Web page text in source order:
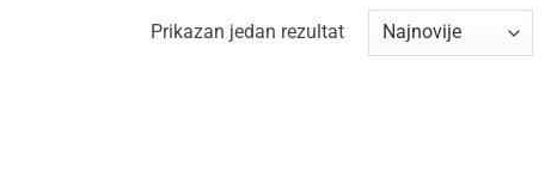
Prikazan jedan rezultat